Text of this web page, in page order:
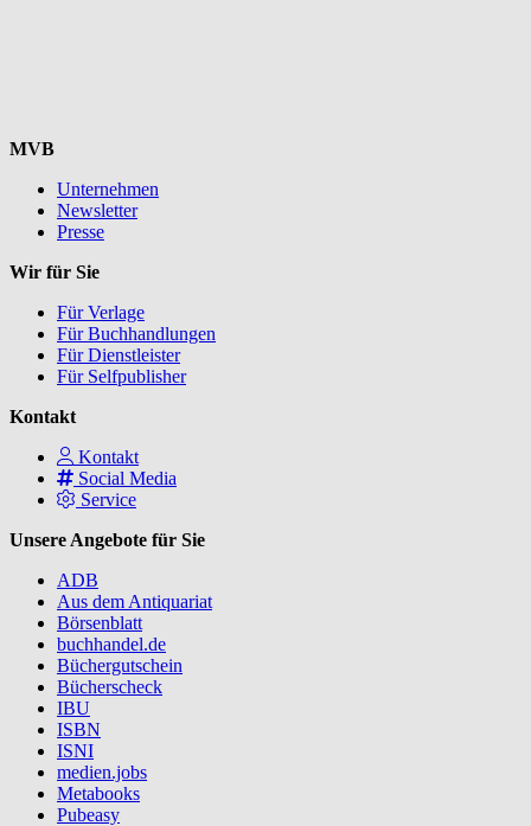
MVB
Unternehmen
Newsletter
Presse
Wir für Sie
Für Verlage
Für Buchhandlungen
Für Dienstleister
Für Selfpublisher
Kontakt
Kontakt
Social Media
Service
Unsere Angebote für Sie
ADB
Aus dem Antiquariat
Börsenblatt
buchhandel.de
Büchergutschein
Bücherscheck
IBU
ISBN
ISNI
medien.jobs
Metabooks
Pubeasy